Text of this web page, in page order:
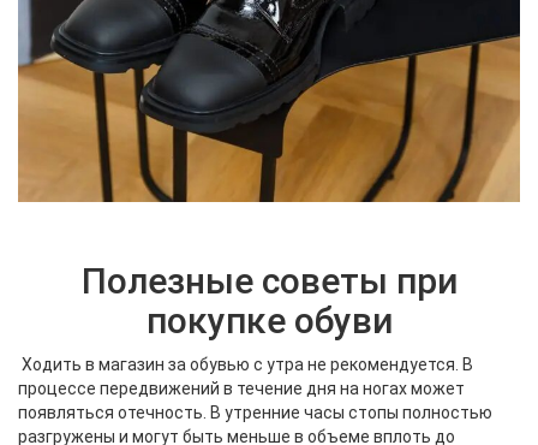
Полезные советы при
покупке обуви
Ходить в магазин за обувью с утра не рекомендуется. В
процессе передвижений в течение дня на ногах может
появляться отечность. В утренние часы стопы полностью
разгружены и могут быть меньше в объеме вплоть до